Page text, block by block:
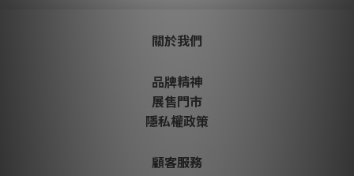
關於我們
品牌精神
展售門市
隱私權政策
顧客服務